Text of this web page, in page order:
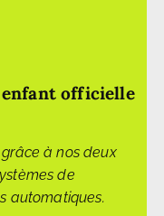
enfant officielle
à nos deux
de
automatiques.